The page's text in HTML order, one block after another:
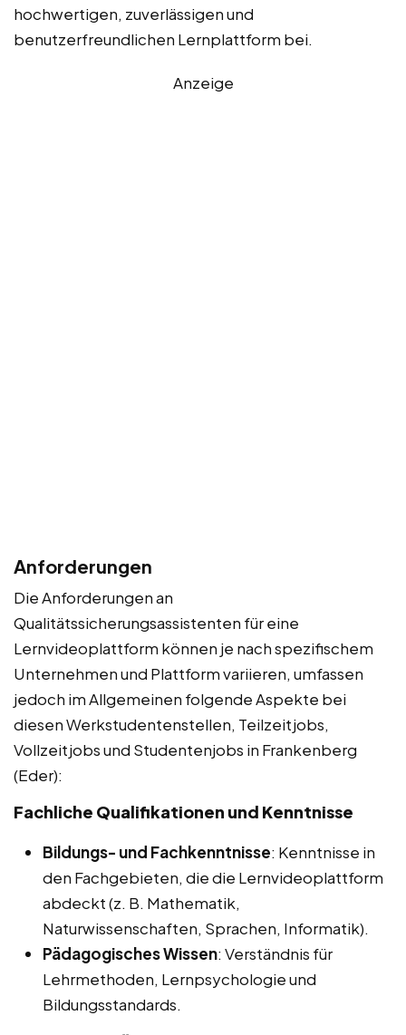
hochwertigen, zuverlässigen und
benutzerfreundlichen Lernplattform bei.
Anzeige
Anforderungen
Die Anforderungen an
Qualitätssicherungsassistenten für eine
Lernvideoplattform können je nach spezifischem
Unternehmen und Plattform variieren, umfassen
jedoch im Allgemeinen folgende Aspekte bei
diesen Werkstudentenstellen, Teilzeitjobs,
Vollzeitjobs und Studentenjobs in Frankenberg
(Eder):
Fachliche Qualifikationen und Kenntnisse
Bildungs- und Fachkenntnisse: Kenntnisse in
den Fachgebieten, die die Lernvideoplattform
abdeckt (z. B. Mathematik,
Naturwissenschaften, Sprachen, Informatik).
Pädagogisches Wissen: Verständnis für
Lehrmethoden, Lernpsychologie und
Bildungsstandards.